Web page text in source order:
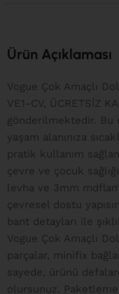
Ürün Açıklaması
Vogue Çok Amaçlı
VE1-CV, ÜCRETSİZ
gönderilmektedir. Bu
yaşam alanınıza
pratik kullanım
çevre ve çocuk
levha ve 3mm
çevresel dostu
bant detayları ile
Vogue Çok Amaçlı
parçalar, minifix
sayede, ürünü
olursunuz.